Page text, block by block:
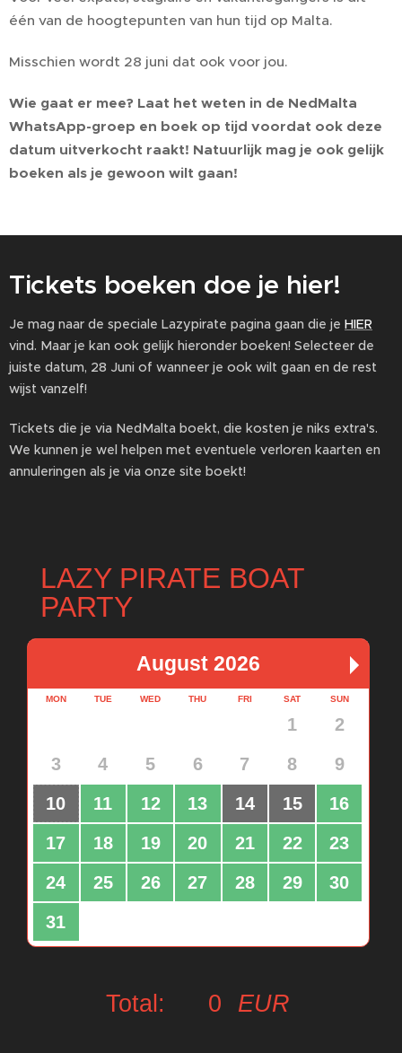
één van de hoogtepunten van hun tijd op Malta.
Misschien wordt 28 juni dat ook voor jou.
Wie gaat er mee? Laat het weten in de NedMalta
WhatsApp-groep en boek op tijd voordat ook deze
datum uitverkocht raakt! Natuurlijk mag je ook gelijk
boeken als je gewoon wilt gaan!
Tickets boeken doe je hier!
Je mag naar de speciale Lazypirate pagina gaan die je HIER
vind. Maar je kan ook gelijk hieronder boeken! Selecteer de
juiste datum, 28 Juni of wanneer je ook wilt gaan en de rest
wijst vanzelf!
Tickets die je via NedMalta boekt, die kosten je niks extra's.
We kunnen je wel helpen met eventuele verloren kaarten en
annuleringen als je via onze site boekt!